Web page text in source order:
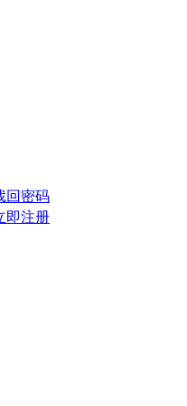
回密码
即注册